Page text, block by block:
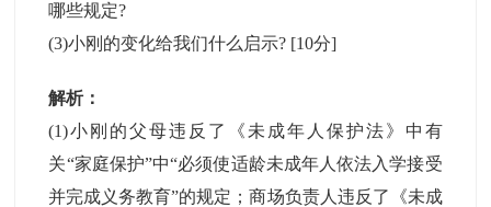
哪些规定?
(3)小刚的变化给我们什么启示? [10分]
解析：
(1)小刚的父母违反了《未成年人保护法》中有
关“家庭保护”中“必须使适龄未成年人依法入学接受
并完成义务教育”的规定；商场负责人违反了《未成